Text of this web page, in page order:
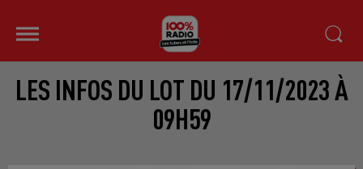
LES INFOS DU LOT DU 17/11/2023 À
09H59